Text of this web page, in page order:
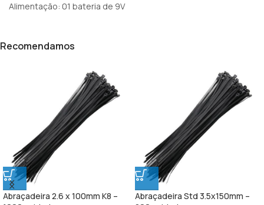
Alimentação: 01 bateria de 9V
Recomendamos
Abraçadeira 2.6 x 100mm K8 –
Abraçadeira Std 3.5x150mm –